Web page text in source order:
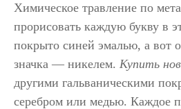
Химическое травление по
прорисовать каждую букву в
покрыто синей эмалью, а вот
значка ― никелем. Купить
другими гальваническими
серебром или медью. Каждое